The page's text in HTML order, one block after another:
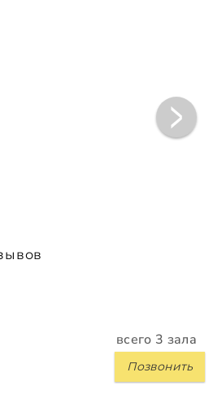
всего 3 зала
Позвонить